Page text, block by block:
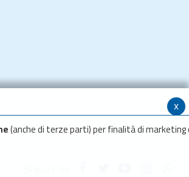
x
(anche di terze parti) per finalità di marketing